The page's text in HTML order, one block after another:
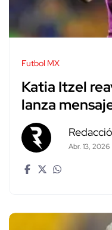
Futbol MX
Katia Itzel
lanza
Abr. 13, 2026